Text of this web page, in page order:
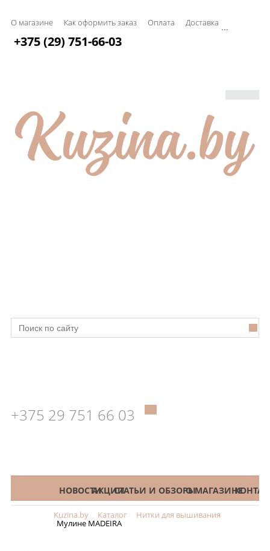
О магазине Как оформить заказ Оплата Доставка ...
+375 (29) 751-66-03
+375 29 751 66 03
КАТАЛОГНОВОСТИАКЦИИСТАТЬИ И ОБЗОРЫО МАГАЗИНЕ
Kuzina.by Каталог Нитки для вышивания
Мулине MADEIRA